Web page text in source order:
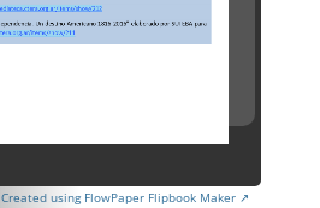
Created using FlowPaper Flipbook Maker ↗